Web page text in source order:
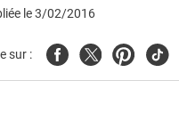
le3/02/2016
sur : FacebookTwitterPinterest